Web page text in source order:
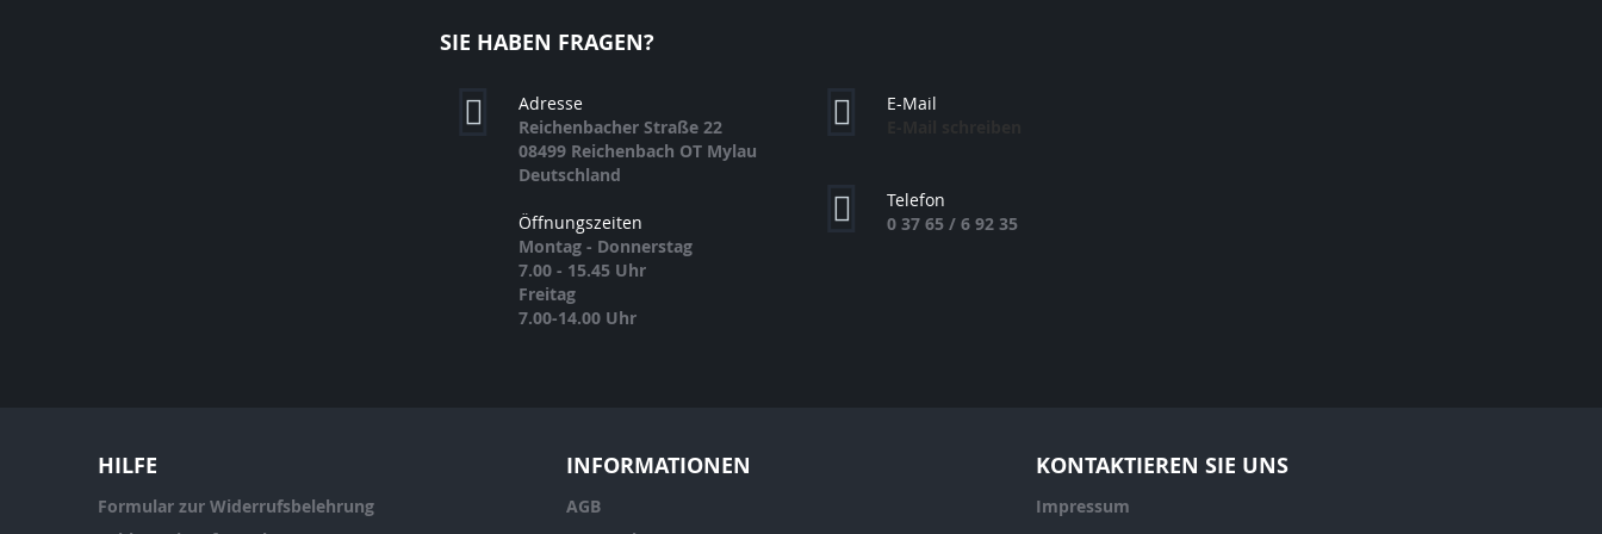
SIE HABEN FRAGEN?
Adresse
Reichenbacher Straße 22
08499 Reichenbach OT Mylau
Deutschland
Öffnungszeiten
Montag - Donnerstag
7.00 - 15.45 Uhr
Freitag
7.00-14.00 Uhr
E-Mail
Telefon
0 37 65 / 6 92 35
HILFE
Formular zur Widerrufsbelehrung
INFORMATIONEN
AGB
KONTAKTIEREN SIE UNS
Impressum